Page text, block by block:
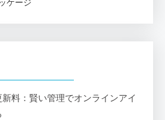
ケージ
料：賢い管理でオンラインアイ